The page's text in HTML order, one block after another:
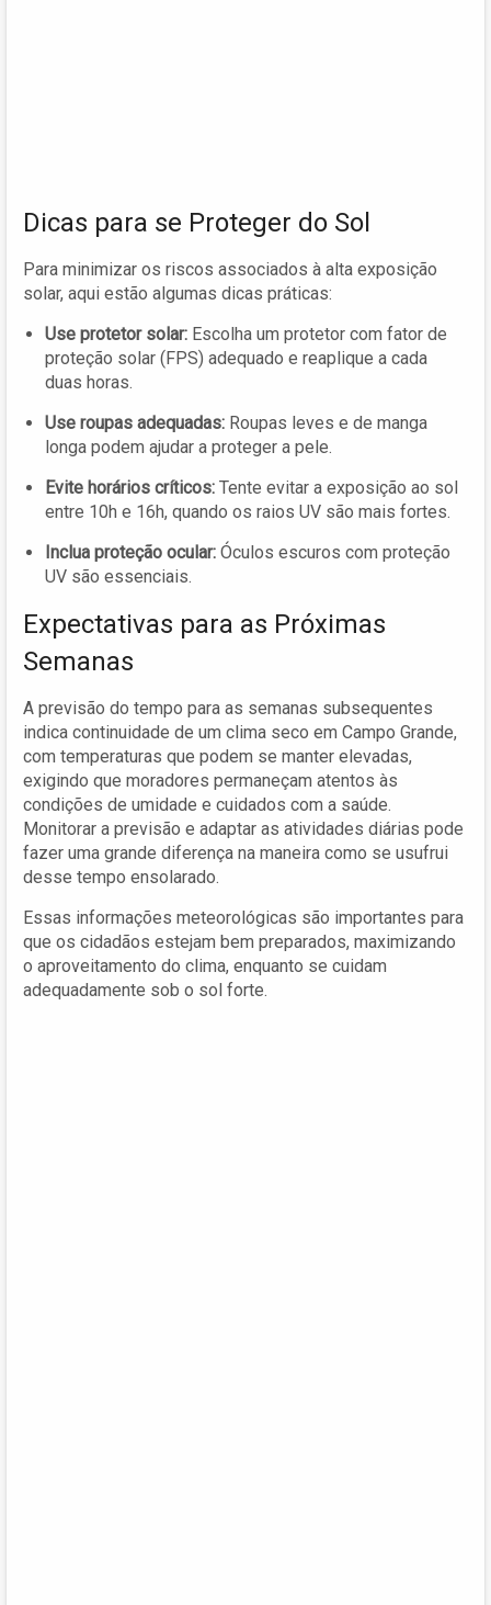
Dicas para se Proteger do Sol
Para minimizar os riscos associados à alta exposição
solar, aqui estão algumas dicas práticas:
Use protetor solar: Escolha um protetor com fator de
proteção solar (FPS) adequado e reaplique a cada
duas horas.
Use roupas adequadas: Roupas leves e de manga
longa podem ajudar a proteger a pele.
Evite horários críticos: Tente evitar a exposição ao sol
entre 10h e 16h, quando os raios UV são mais fortes.
Inclua proteção ocular: Óculos escuros com proteção
UV são essenciais.
Expectativas para as Próximas
Semanas
A previsão do tempo para as semanas subsequentes
indica continuidade de um clima seco em Campo Grande,
com temperaturas que podem se manter elevadas,
exigindo que moradores permaneçam atentos às
condições de umidade e cuidados com a saúde.
Monitorar a previsão e adaptar as atividades diárias pode
fazer uma grande diferença na maneira como se usufrui
desse tempo ensolarado.
Essas informações meteorológicas são importantes para
que os cidadãos estejam bem preparados, maximizando
o aproveitamento do clima, enquanto se cuidam
adequadamente sob o sol forte.